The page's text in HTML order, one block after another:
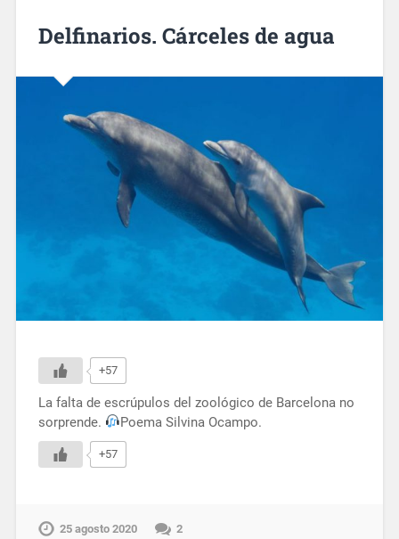
Delfinarios. Cárceles de agua
+57
La falta de escrúpulos del zoológico de Barcelona no
sorprende.
Poema Silvina Ocampo.
+57
25 agosto 2020 2